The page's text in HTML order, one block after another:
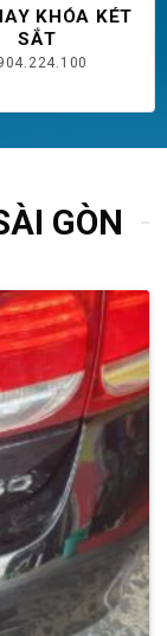
KHÓA KÉT
SẮT
GÒN